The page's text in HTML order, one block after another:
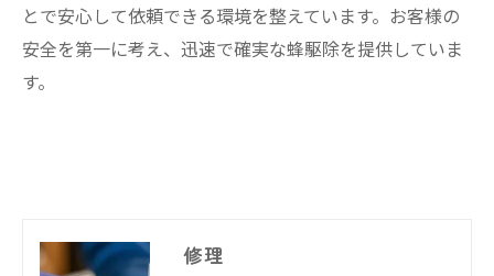
とで安心して依頼できる環境を整えています。お客様の
安全を第一に考え、迅速で確実な蜂駆除を提供していま
す。
修理